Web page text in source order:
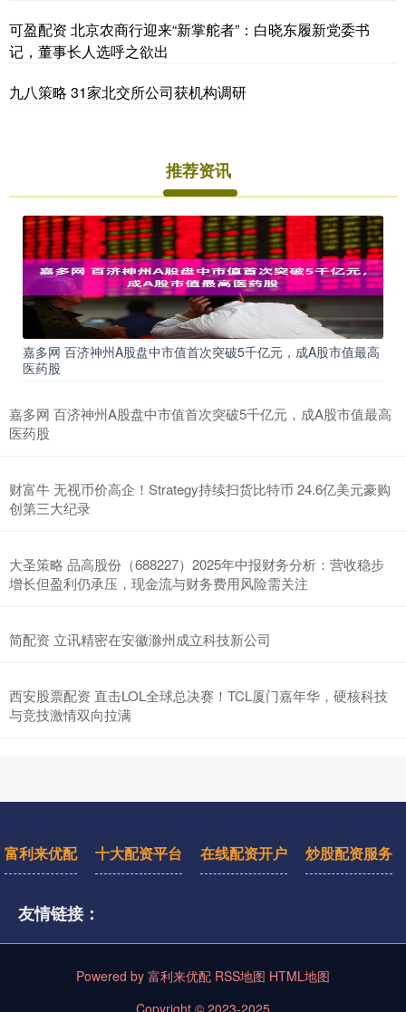
可盈配资 北京农商行迎来“新掌舵者”：白晓东履新党委书
记，董事长人选呼之欲出
九八策略 31家北交所公司获机构调研
推荐资讯
嘉多网 百济神州A股盘中市值首次突破5千亿元，成A股市值最高
医药股
嘉多网 百济神州A股盘中市值首次突破5千亿元，成A股市值最高
医药股
财富牛 无视币价高企！Strategy持续扫货比特币 24.6亿美元豪购
创第三大纪录
大圣策略 品高股份（688227）2025年中报财务分析：营收稳步
增长但盈利仍承压，现金流与财务费用风险需关注
简配资 立讯精密在安徽滁州成立科技新公司
西安股票配资 直击LOL全球总决赛！TCL厦门嘉年华，硬核科技
与竞技激情双向拉满
富利来优配 十大配资平台 在线配资开户 炒股配资服务
友情链接：
Powered by 富利来优配 RSS地图 HTML地图
Copyright © 2023-2025